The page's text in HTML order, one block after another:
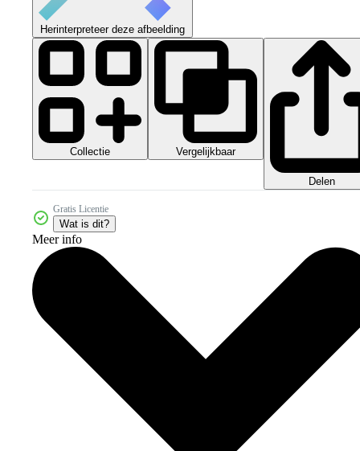
Herinterpreteer deze afbeelding
Collectie Vergelijkbaar
Delen
Gratis Licentie
Wat is dit?
Meer info